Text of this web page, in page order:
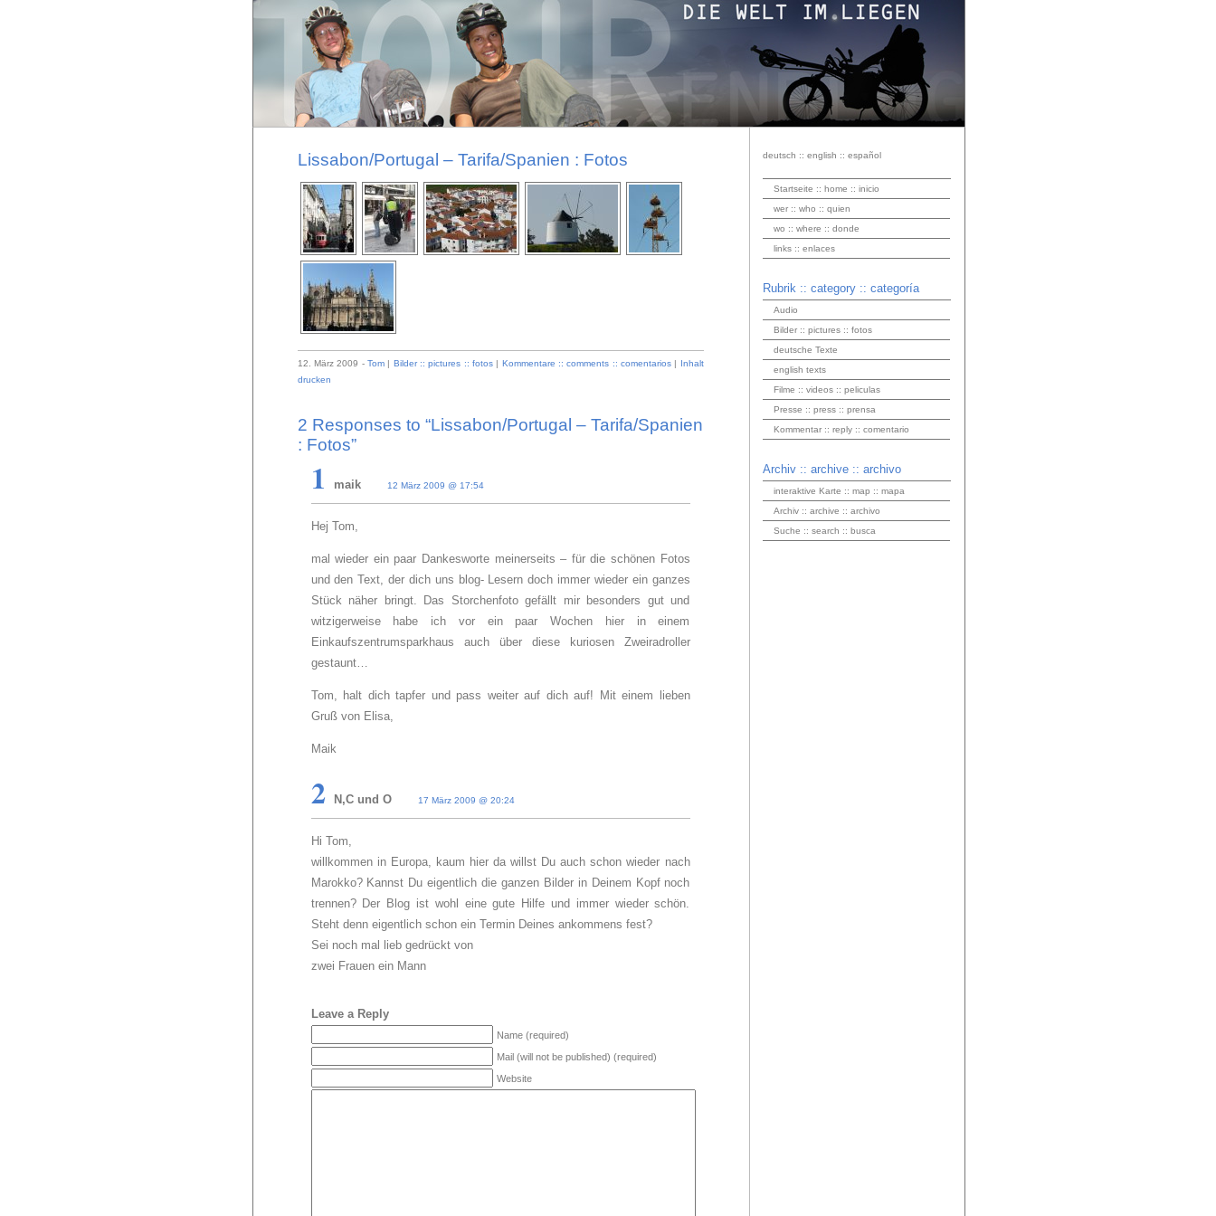
Lissabon/Portugal – Tarifa/Spanien : Fotos
12. März 2009 - Tom| Bilder :: pictures :: fotos| Kommentare :: comments :: comentarios| Inhalt
drucken
2 Responses to “Lissabon/Portugal – Tarifa/Spanien
: Fotos”
1 maik 12 März 2009 @ 17:54
Hej Tom,
mal wieder ein paar Dankesworte meinerseits – für die schönen Fotos
und den Text, der dich uns blog- Lesern doch immer wieder ein ganzes
Stück näher bringt. Das Storchenfoto gefällt mir besonders gut und
witzigerweise habe ich vor ein paar Wochen hier in einem
Einkaufszentrumsparkhaus auch über diese kuriosen Zweiradroller
gestaunt…
Tom, halt dich tapfer und pass weiter auf dich auf! Mit einem lieben
Gruß von Elisa,
Maik
2 N,C und O 17 März 2009 @ 20:24
Hi Tom,
willkommen in Europa, kaum hier da willst Du auch schon wieder nach
Marokko? Kannst Du eigentlich die ganzen Bilder in Deinem Kopf noch
trennen? Der Blog ist wohl eine gute Hilfe und immer wieder schön.
Steht denn eigentlich schon ein Termin Deines ankommens fest?
Sei noch mal lieb gedrückt von
zwei Frauen ein Mann
Leave a Reply
Name (required)
Mail (will not be published) (required)
Website
deutsch :: english :: español
Startseite :: home :: inicio
wer :: who :: quien
wo :: where :: donde
links :: enlaces
Rubrik :: category :: categoría
Audio
Bilder :: pictures :: fotos
deutsche Texte
english texts
Filme :: videos :: peliculas
Presse :: press :: prensa
Kommentar :: reply :: comentario
Archiv :: archive :: archivo
interaktive Karte :: map :: mapa
Archiv :: archive :: archivo
Suche :: search :: busca